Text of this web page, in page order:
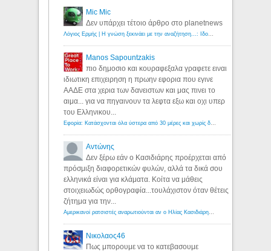
Mic Mic
Δεν υπάρχει τέτοιο άρθρο στο planetnews
Λόγιος Ερμής | Η γνώση ξεκινάει με την αναζήτηση...: Ιδού οι 18 που χρωστούν 11 δις ευρώ!
Manos Sapountzakis
πιο δημοσιο και κουραφεξαλα γραφετε ειναι
ιδιωτικη επιχειρηση η πρωην εφορια που εγινε
ΑΑΔΕ στα χερια των δανειστων και μας πινει το
αιμα... για να πηγαινουν τα λεφτα εξω και οχι υπερ
του Ελληνικου...
Εφορία: Κατάσχονται όλα ύστερα από 30 μέρες και χωρίς δικαστικές αποφάσεις - Λόγιος Ερμής
Αντώνης
Δεν ξέρω εάν ο Κασιδιάρης προέρχεται από
πρόσμιξη διαφορετικών φυλών, αλλά τα δικά σου
ελληνικά είναι για κλάματα. Κοίτα να μάθεις
στοιχειωδώς ορθογραφία...τουλάχιστον όταν θέτεις
ζήτημα για την...
Αμερικανοί ρατσιστές αναρωτιούνται αν ο Ηλίας Κασιδιάρης ανήκει στη λευκή φυλή... - Λόγιος Ερμής
Νικολαος46
Πως μπορουμε να το κατεβασουμε